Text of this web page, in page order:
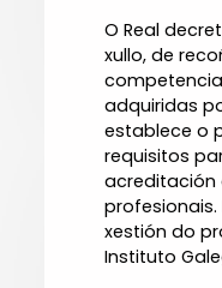
O Real
xullo, de
adquiridas
establece o
requisitos
acreditación
profesionais.
xestión do
Instituto